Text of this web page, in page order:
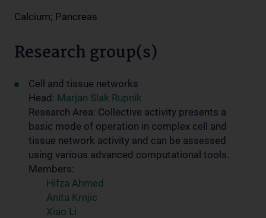
Calcium; Pancreas
Research group(s)
Cell and tissue networks
Head: Marjan Slak Rupnik
Research Area: Collective activity presents a
basic mode of operation in complex cell and
tissue network activity and can be assessed
using various advanced computational tools.
Members:
Hifza Ahmed
Anita Krnjic
Xiao Li